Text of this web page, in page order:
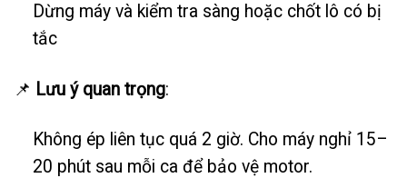
Dừng máy và kiểm tra sàng hoặc chốt lô có bị
tắc
📌 Lưu ý quan trọng:
Không ép liên tục quá 2 giờ. Cho máy nghỉ 15–
20 phút sau mỗi ca để bảo vệ motor.